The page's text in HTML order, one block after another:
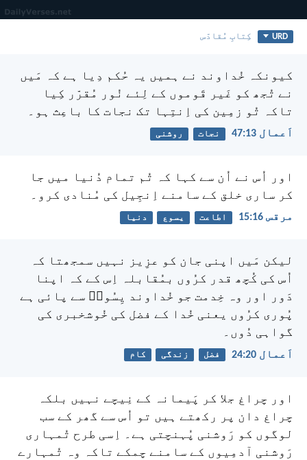
URD کِتابِ مُقادّس
کیونکہ خُداوند نے ہمیں یہ حُکم دِیا ہے کہ
مَیں
نے تُجھ کو غَیر قَوموں کے لِئے نُور مُقرّر کِیا
تاکہ تُو زمِین کی اِنتِہا تک نجات کا باعِث ہو۔
اَعمال 13:‏47 نجات روشنی
اور اُس نے اُن سے کہا کہ تُم تمام دُنیا میں جا
کر ساری خلق کے سامنے اِنجِیل کی مُنادی کرو۔
مرقس 16:‏15 اطاعت یسوع دنیا
لیکن مَیں اپنی جان کو عزِیز نہیں سمجھتا کہ
اُس کی کُچھ قدر کرُوں بمُقابلہ اِس کے کہ اپنا
دَور اور وہ خِدمت جو خُداوند یِسُوعؔ سے پائی ہے
پُوری کرُوں یعنی خُدا کے فضل کی خُوشخبری کی
گواہی دُوں۔
اَعمال 20:‏24 فضل زندگی کام
اور چراغ جلا کر پَیمانہ کے نِیچے نہیں بلکہ
چراغ دان پر رکھتے ہیں تو اُس سے گھر کے سب
لوگوں کو رَوشنی پُہنچتی ہے۔ اِسی طرح تُمہاری
رَوشنی آدمِیوں کے سامنے چمکے تاکہ وہ تُمہارے